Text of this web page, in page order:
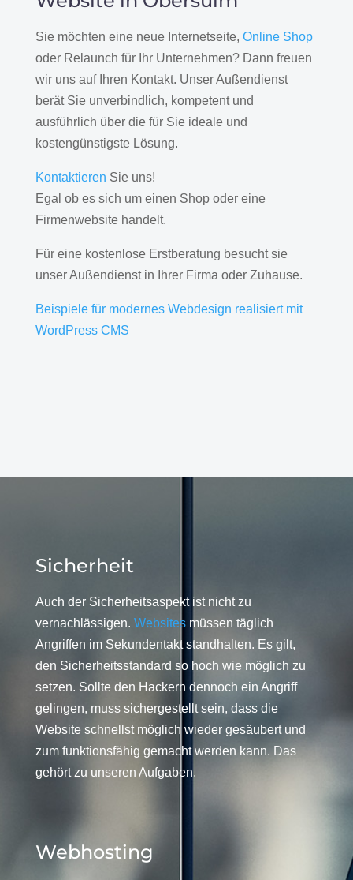
Sie möchten eine neue Internetseite, Online Shop
oder Relaunch für Ihr Unternehmen? Dann freuen
wir uns auf Ihren Kontakt. Unser Außendienst
berät Sie unverbindlich, kompetent und
ausführlich über die für Sie ideale und
kostengünstigste Lösung.
Kontaktieren Sie uns!
Egal ob es sich um einen Shop oder eine
Firmenwebsite handelt.
Für eine kostenlose Erstberatung besucht sie
unser Außendienst in Ihrer Firma oder Zuhause.
Beispiele für modernes Webdesign realisiert mit
WordPress CMS
Sicherheit
Auch der Sicherheitsaspekt ist nicht zu
vernachlässigen. Websitesmüssen täglich
Angriffen im Sekundentakt standhalten. Es gilt,
den Sicherheitsstandard so hoch wie möglich zu
setzen. Sollte den Hackern dennoch ein Angriff
gelingen, muss sichergestellt sein, dass die
Website schnellst möglich wieder gesäubert und
zum funktionsfähig gemacht werden kann. Das
gehört zu unseren Aufgaben.
Webhosting